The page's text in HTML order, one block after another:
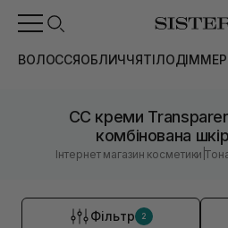
ВОЛОССЯОБЛИЧЧЯТІЛОДІМ
CC креми
комбінована
Інтернет магазин косметики |
Фільтр 2